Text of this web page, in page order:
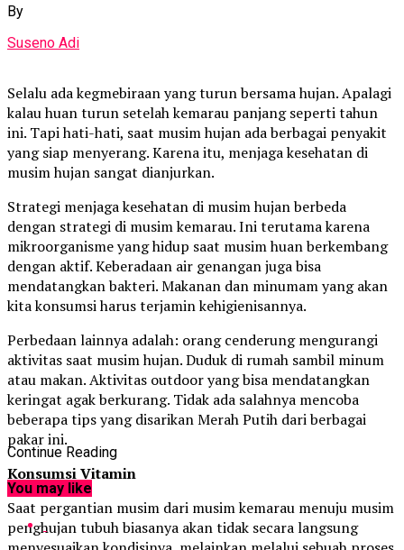
By
Suseno Adi
Selalu ada kegmebiraan yang turun bersama hujan. Apalagi
kalau huan turun setelah kemarau panjang seperti tahun
ini. Tapi hati-hati, saat musim hujan ada berbagai penyakit
yang siap menyerang. Karena itu, menjaga kesehatan di
musim hujan sangat dianjurkan.
Strategi menjaga kesehatan di musim hujan berbeda
dengan strategi di musim kemarau. Ini terutama karena
mikroorganisme yang hidup saat musim huan berkembang
dengan aktif. Keberadaan air genangan juga bisa
mendatangkan bakteri. Makanan dan minumam yang akan
kita konsumsi harus terjamin kehigienisannya.
Perbedaan lainnya adalah: orang cenderung mengurangi
aktivitas saat musim hujan. Duduk di rumah sambil minum
atau makan. Aktivitas outdoor yang bisa mendatangkan
keringat agak berkurang. Tidak ada salahnya mencoba
beberapa tips yang disarikan Merah Putih dari berbagai
pakar ini.
Konsumsi Vitamin
Saat pergantian musim dari musim kemarau menuju musim
penghujan tubuh biasanya akan tidak secara langsung
Continue Reading
You may like